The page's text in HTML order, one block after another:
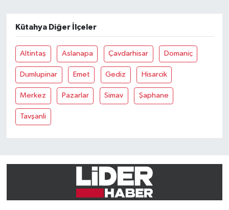
Kütahya Diğer İlçeler
Altintaş Aslanapa Çavdarhisar Domaniç
Dumlupinar Emet Gediz Hisarcik
Merkez Pazarlar Simav Şaphane
Tavşanli